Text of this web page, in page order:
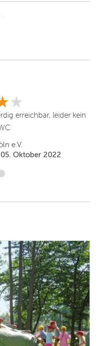
erreichbar, leider kein
e.V.
Oktober 2022